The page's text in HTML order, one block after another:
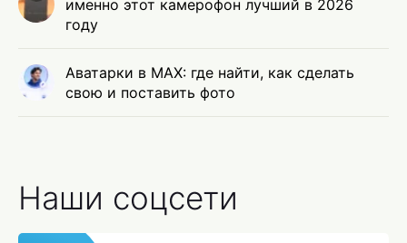
именно этот камерофон лучший в 2026
году
Аватарки в MAX: где найти, как сделать
свою и поставить фото
Наши соцсети